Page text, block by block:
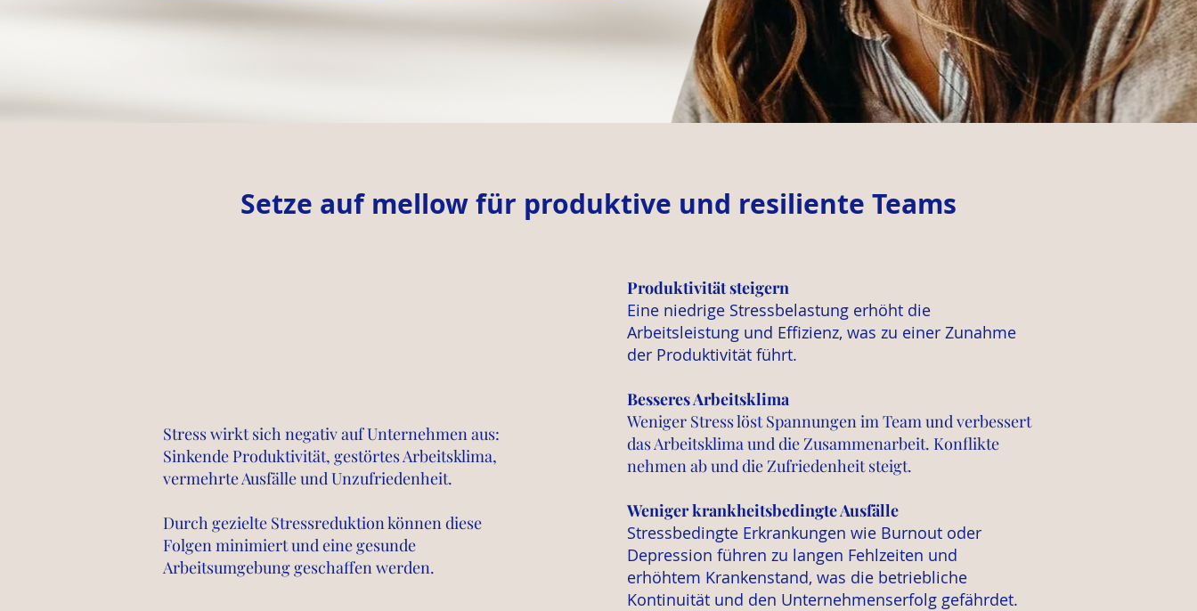
Setze auf mellow für produktive und resiliente Teams
Stress wirkt sich negativ auf Unternehmen aus:
Sinkende Produktivität, gestörtes Arbeitsklima,
vermehrte Ausfälle und Unzufriedenheit.
Durch gezielte Stressreduktion können diese
Folgen minimiert und eine gesunde
Arbeitsumgebung geschaffen werden.
Produktivität steigern
Eine niedrige Stressbelastung erhöht die
Arbeitsleistung und Effizienz, was zu einer Zunahme
der Produktivität führt.
Besseres Arbeitsklima
Weniger Stress löst Spannungen im Team und verbessert
das Arbeitsklima und die Zusammenarbeit. Konflikte
nehmen ab und die Zufriedenheit steigt.
Weniger krankheitsbedingte Ausfälle
Stressbedingte Erkrankungen wie Burnout oder
Depression führen zu langen Fehlzeiten und
erhöhtem Krankenstand, was die betriebliche
Kontinuität und den Unternehmenserfolg gefährdet.